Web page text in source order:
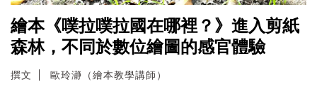
繪本《噗拉噗拉國在哪裡？》進入剪紙
森林，不同於數位繪圖的感官體驗
撰文 歐玲瀞（繪本教學講師）